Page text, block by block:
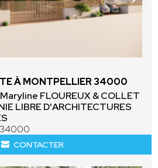
À MONTPELLIER 34000
FLOUREUX & COLLET
LIBRE D'ARCHITECTURES
CONTACTER